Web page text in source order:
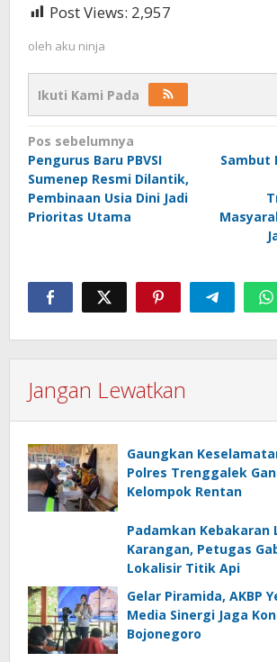
Post Views: 2,957
oleh aku ninja
Ikuti Kami Pada
Navigasi
pos
Pos sebelumnya
Pengurus Baru PBVSI
Sumenep Resmi Dilantik,
Pembinaan Usia Dini Jadi
Prioritas Utama
Sambut
Jangan Lewatkan
Gaungkan
Polres Trenggalek
Kelompok Rentan
Padamkan Kebakaran
Karangan, Petugas
Lokalisir Titik Api
Gelar Piramida, AKBP
Media Sinergi Jaga
Bojonegoro